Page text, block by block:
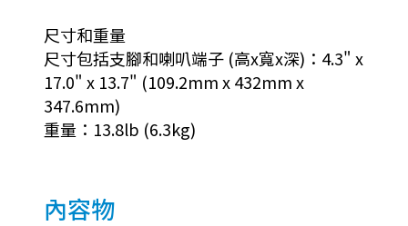
尺寸和重量
尺寸包括支腳和喇叭端子 (高x寬x深)：4.3" x
17.0" x 13.7" (109.2mm x 432mm x
347.6mm)
重量：13.8lb (6.3kg)
內容物